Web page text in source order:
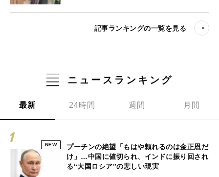
記事ランキングの一覧を見る
ニュースランキング
最新 24時間 週間 月間
NEW
プーチンの絶望「もはや頼れるのは金正恩だ
け」…中国に値切られ、インドに振り回され
る“大国ロシア”の悲しい現実